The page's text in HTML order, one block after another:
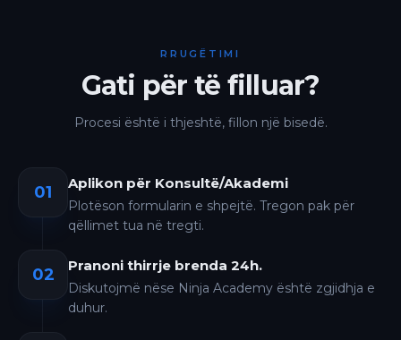
RRUGËTIMI
Gati për të filluar?
Procesi është i thjeshtë, fillon një bisedë.
01 Aplikon për Konsultë/Akademi
Plotëson formularin e shpejtë. Tregon pak për
qëllimet tua në tregti.
02 Pranoni thirrje brenda 24h.
Diskutojmë nëse Ninja Academy është zgjidhja e
duhur.